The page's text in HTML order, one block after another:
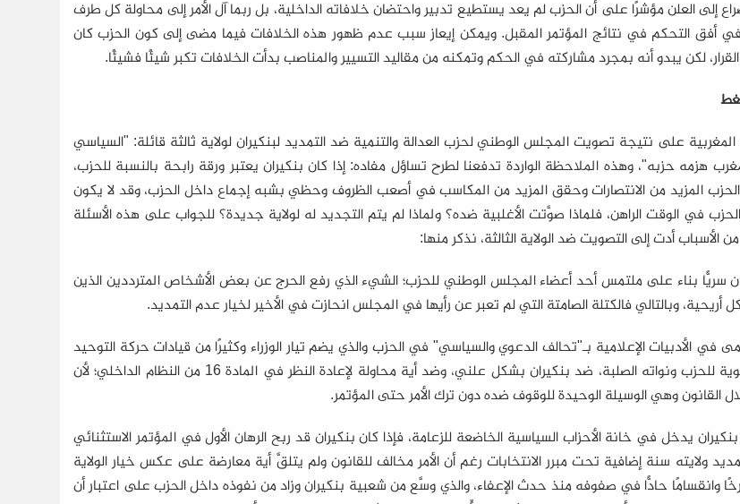
إلى العلن مؤشرًا على أن الحزب لم يعد يستطيع تدبير واحتضان خلافاته الداخلية، بل ربما آل الأمر إلى محاولة كل طرف
في أفق التحكم في نتائج المؤتمر المقبل. ويمكن إيعاز سبب عدم ظهور هذه الخلافات فيما مضى إلى كون الحزب كان
لكن يبدو أنه بمجرد مشاركته في الحكم وتمكنه من مقاليد التسيير والمناصب بدأت الخلافات تكبر شيئًا فشيئًا.
على نتيجة تصويت المجلس الوطني لحزب العدالة والتنمية ضد التمديد لبنكيران لولاية ثالثة قائلة: "السياسي
هزمه حزبه"، وهذه الملاحظة الواردة تدفعنا لطرح تساؤل مفاده: إذا كان بنكيران يعتبر ورقة رابحة بالنسبة للحزب،
المزيد من الانتصارات وحقق المزيد من المكاسب في أصعب الظروف وحظي بشبه إجماع داخل الحزب، وقد لا يكون
في الوقت الراهن، فلماذا صوَّتت الأغلبية ضده؟ ولماذا لم يتم التجديد له لولاية جديدة؟ للجواب على هذه الأسئلة
أدت إلى التصويت ضد الولاية الثالثة، نذكر منها:
سريًّا بناء على ملتمس أحد أعضاء المجلس الوطني للحزب؛ الشيء الذي رفع الحرج عن بعض الأشخاص المترددين الذين
وبالتالي فالكتلة الصامتة التي لم تعبر عن رأيها في المجلس انحازت في الأخير لخيار عدم التمديد.
في الأدبيات الإعلامية بـ"تحالف الدعوي والسياسي" في الحزب والذي يضم تيار الوزراء وكثيرًا من قيادات حركة التوحيد
والإصلاح، الذراع الدعوية للحزب ونواته الصلبة، ضد بنكيران بشكل علني، وضد أية محاولة لإعادة النظر في المادة 16 من النظام الداخلي؛ لأن
القانون وهي الوسيلة الوحيدة للوقوف ضده دون ترك الأمر حتى المؤتمر.
يدخل في خانة الأحزاب السياسية الخاضعة للزعامة، فإذا كان بنكيران قد ربح الرهان الأول في المؤتمر الاستثنائي
ولايته سنة إضافية تحت مبرر الانتخابات رغم أن الأمر مخالف للقانون ولم يتلقَّ أية معارضة على عكس خيار الولاية
وانقسامًا حادًّا في صفوفه منذ حدث الإعفاء، والذي وسَّع من شعبية بنكيران وزاد من نفوذه داخل الحزب على اعتبار أن